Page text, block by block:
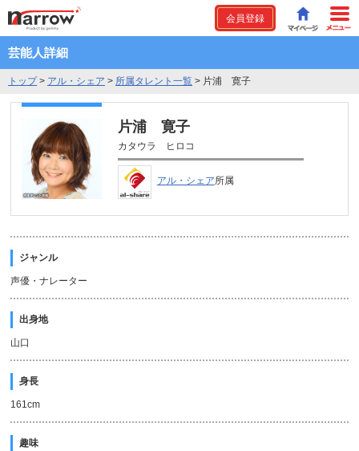
会員登録
芸能人詳細
トップ> アル・シェア > 所属タレント一覧 > 片浦 寛子
片浦 寛子
カタウラ ヒロコ
アル・シェア所属
ジャンル
声優・ナレーター
出身地
山口
身長
161cm
趣味